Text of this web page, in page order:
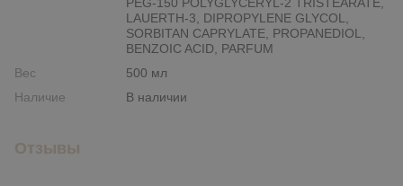
LAUERTH-3, DIPROPYLENE GLYCOL,
SORBITAN CAPRYLATE, PROPANEDIOL,
BENZOIC ACID, PARFUM
Вес
500 мл
Наличие
В наличии
Отзывы